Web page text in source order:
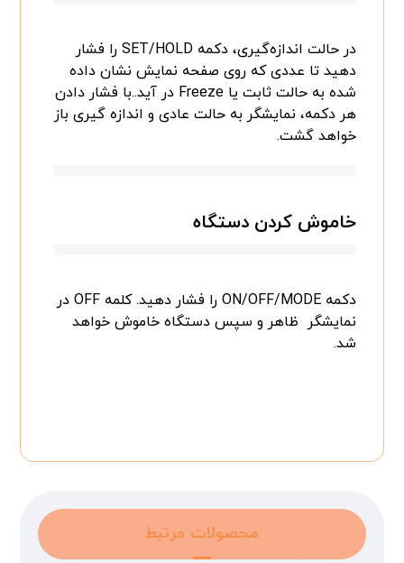
در حالت اندازه‌گیری، دکمه SET/HOLD را فشار
دهید تا عددی که روی صفحه نمایش نشان داده
شده به حالت ثابت یا Freeze در آید..با فشار دادن
هر دکمه، نمایشگر به حالت عادی و اندازه گیری باز
خواهد گشت.
خاموش کردن دستگاه
دکمه ON/OFF/MODE را فشار دهید. کلمه OFF در
نمایشگر ظاهر و سپس دستگاه خاموش خواهد
شد.
محصولات مرتبط